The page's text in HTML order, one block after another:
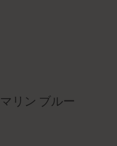
リン ブルー